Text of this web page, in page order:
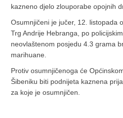
kazneno djelo zlouporabe opojnih
Osumnjičeni je jučer, 12. listopada
Trg Andrije Hebranga, po
neovlaštenom posjedu 4.3 grama
marihuane.
Protiv osumnjičenoga će
Šibeniku biti podnijeta kaznena
za koje je osumnjičen.